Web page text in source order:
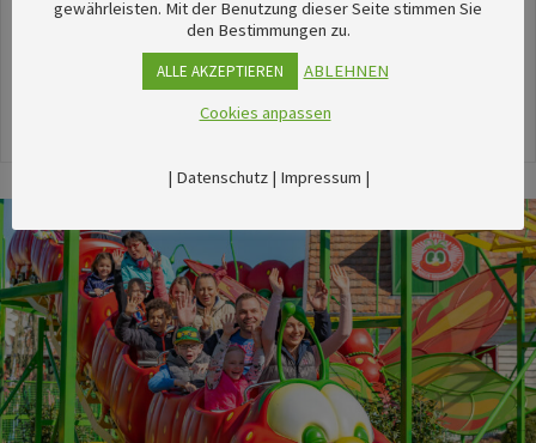
stimmungsvolle Veranstaltungen im August
herausgesucht.
gewährleisten. Mit der Benutzung dieser Seite stimmen Sie
den Bestimmungen zu.
ALLE AKZEPTIEREN
ABLEHNEN
Cookies anpassen
| Datenschutz| Impressum |